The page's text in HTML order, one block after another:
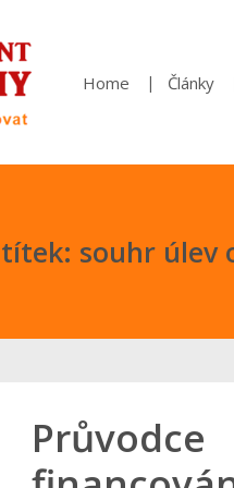
Home Články
souhr úlev
Průvodce